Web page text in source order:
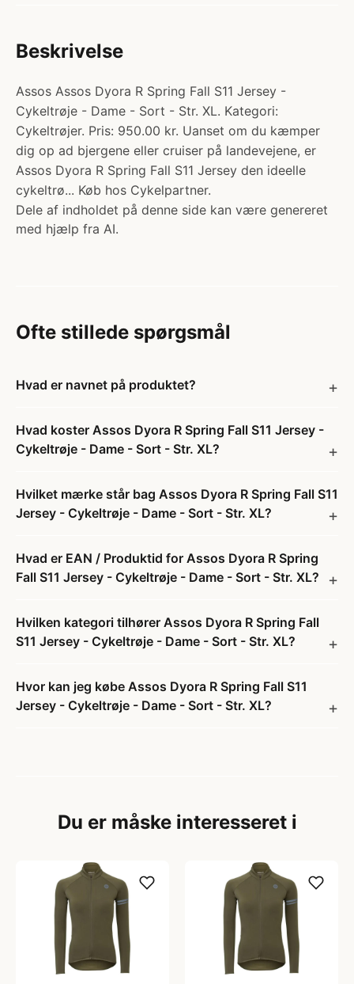
Beskrivelse
Assos Assos Dyora R Spring Fall S11 Jersey -
Cykeltrøje - Dame - Sort - Str. XL. Kategori:
Cykeltrøjer. Pris: 950.00 kr. Uanset om du kæmper
dig op ad bjergene eller cruiser på landevejene, er
Assos Dyora R Spring Fall S11 Jersey den ideelle
cykeltrø... Køb hos Cykelpartner.
Dele af indholdet på denne side kan være genereret
med hjælp fra AI.
Ofte stillede spørgsmål
Hvad er navnet på produktet?
Hvad koster Assos Dyora R Spring Fall S11 Jersey -
Cykeltrøje - Dame - Sort - Str. XL?
Hvilket mærke står bag Assos Dyora R Spring Fall S11
Jersey - Cykeltrøje - Dame - Sort - Str. XL?
Hvad er EAN / Produktid for Assos Dyora R Spring
Fall S11 Jersey - Cykeltrøje - Dame - Sort - Str. XL?
Hvilken kategori tilhører Assos Dyora R Spring Fall
S11 Jersey - Cykeltrøje - Dame - Sort - Str. XL?
Hvor kan jeg købe Assos Dyora R Spring Fall S11
Jersey - Cykeltrøje - Dame - Sort - Str. XL?
Du er måske interesseret i